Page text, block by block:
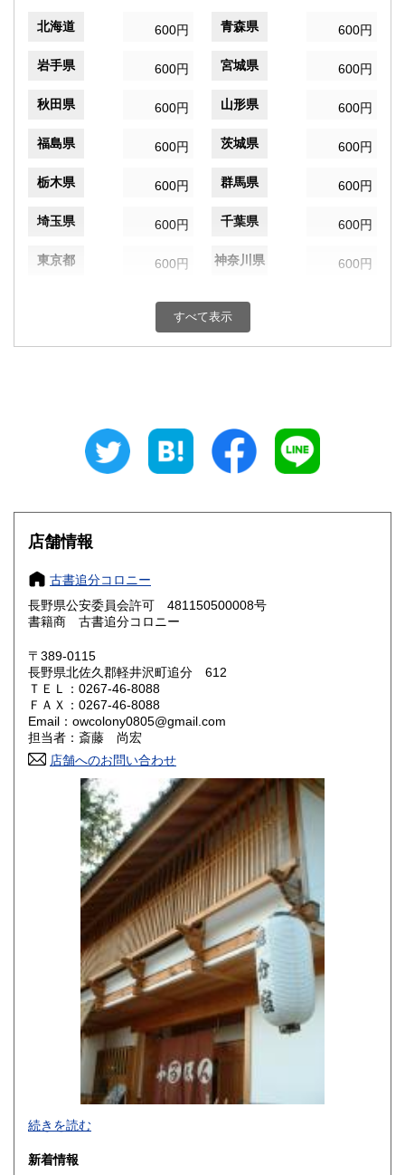
北海道 600円 青森県 600円
岩手県 600円 宮城県 600円
秋田県 600円 山形県 600円
福島県 600円 茨城県 600円
栃木県 600円 群馬県 600円
埼玉県 600円 千葉県 600円
東京都 600円 神奈川県 600円
600円 富山県
600円 三重県
大阪府
奈良県
鳥取県 600円 島根県
岡山県
山口県 600円
香川県 600円 愛媛県
高知県 600円
600円 長崎県
600円 大分県
600円 鹿児島県
600円
すべて表示
店舗情報
古書追分コロニー
長野県公安委員会許可 481150500008号
書籍商 古書追分コロニー
〒389-0115
長野県北佐久郡軽井沢町追分 612
ＴＥＬ：0267-46-8088
ＦＡＸ：0267-46-8088
Email：owcolony0805@gmail.com
担当者：斎藤 尚宏
店舗へのお問い合わせ
続きを読む
新着情報